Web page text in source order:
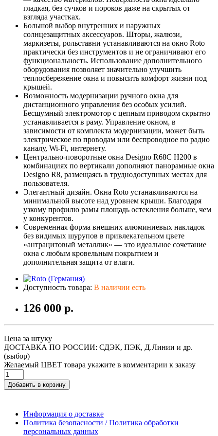
гладкая, без сучков и пороков даже на скрытых от
взгляда участках.
Большой выбор внутренних и наружных
солнцезащитных аксессуаров. Шторы, жалюзи,
маркизеты, рольставни устанавливаются на окно Roto
практически без инструментов и не ограничивают его
функциональность. Использование дополнительного
оборудования позволяет значительно улучшить
теплосбережение окна и повысить комфорт жизни под
крышей.
Возможность модернизации ручного окна для
дистанционного управления без особых усилий.
Бесшумный электромотор с цепным приводом скрытно
устанавливается в раму. Управление окном, в
зависимости от комплекта модернизации, может быть
электрическое по проводам или беспроводное по радио
каналу, Wi-Fi, интернету.
Центрально-поворотные окна Designo R68C H200 в
комбинациях по вертикали дополняют панорамные окна
Designo R8, размещаясь в труднодоступных местах для
пользователя.
Элегантный дизайн. Окна Roto устанавливаются на
минимальной высоте над уровнем крыши. Благодаря
узкому профилю рамы площадь остекления больше, чем
у конкурентов.
Современная форма внешних алюминиевых накладок
без видимых шурупов в привлекательном цвете
«антрацитовый металлик» — это идеальное сочетание
окна с любым кровельным покрытием и
дополнительная защита от влаги.
Доступность товара: В наличии есть
126 000 р.
Цена за штуку
ДОСТАВКА ПО РОССИИ: СДЭК, ПЭК, Д.Линии и др.
(выбор)
Желаемый ЦВЕТ товара укажите в комментарии к заказу
Добавить в корзину
Информация о доставке
Политика безопасности / Политика обработки
персональных данных